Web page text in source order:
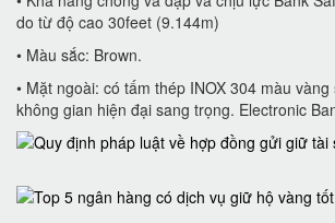
do từ độ cao 30feet (9.144m)
• Màu sắc: Brown.
• Mặt ngoài: có tấm thép INOX 304 màu
không gian hiện đại sang trọng. Electronic